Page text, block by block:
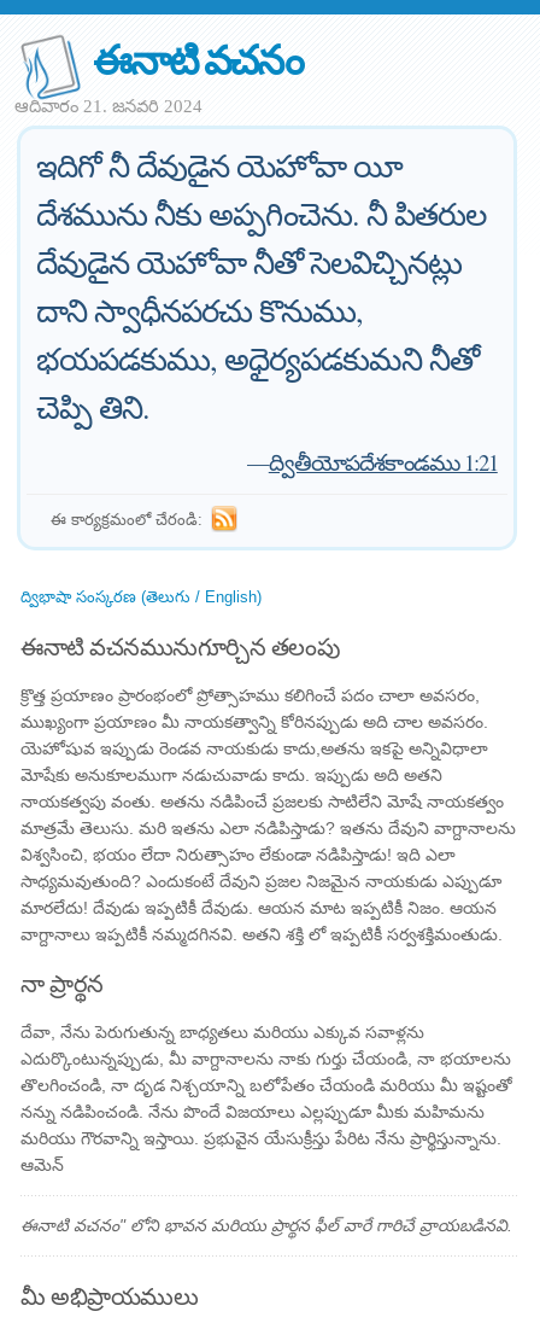
ఈనాటి వచనం
ఆదివారం 21. జనవరి 2024
ఇదిగో నీ దేవుడైన యెహోవా యీ
దేశమును నీకు అప్పగించెను. నీ పితరుల
దేవుడైన యెహోవా నీతో సెలవిచ్చినట్లు
దాని స్వాధీనపరచు కొనుము,
భయపడకుము, అధైర్యపడకుమని నీతో
చెప్పి తిని.
—ద్వితీయోపదేశకాండము 1:21
ఈ కార్యక్రమంలో చేరండి:
ద్విభాషా సంస్కరణ (తెలుగు / English)
ఈనాటి వచనమునుగూర్చిన తలంపు
క్రొత్త ప్రయాణం ప్రారంభంలో ప్రోత్సాహము కలిగించే పదం చాలా అవసరం,
ముఖ్యంగా ప్రయాణం మీ నాయకత్వాన్ని కోరినప్పుడు అది చాల అవసరం.
యెహోషువ ఇప్పుడు రెండవ నాయకుడు కాదు,అతను ఇకపై అన్నివిధాలా
మోషేకు అనుకూలముగా నడుచువాడు కాదు. ఇప్పుడు అది అతని
నాయకత్వపు వంతు. అతను నడిపించే ప్రజలకు సాటిలేని మోషే నాయకత్వం
మాత్రమే తెలుసు. మరి ఇతను ఎలా నడిపిస్తాడు? ఇతను దేవుని వాగ్దానాలను
విశ్వసించి, భయం లేదా నిరుత్సాహం లేకుండా నడిపిస్తాడు! ఇది ఎలా
సాధ్యమవుతుంది? ఎందుకంటే దేవుని ప్రజల నిజమైన నాయకుడు ఎప్పుడూ
మారలేదు! దేవుడు ఇప్పటికీ దేవుడు. ఆయన మాట ఇప్పటికీ నిజం. ఆయన
వాగ్దానాలు ఇప్పటికీ నమ్మదగినవి. అతని శక్తి లో ఇప్పటికీ సర్వశక్తిమంతుడు.
నా ప్రార్థన
దేవా, నేను పెరుగుతున్న బాధ్యతలు మరియు ఎక్కువ సవాళ్లను
ఎదుర్కొంటున్నప్పుడు, మీ వాగ్దానాలను నాకు గుర్తు చేయండి, నా భయాలను
తొలగించండి, నా దృడ నిశ్చయాన్ని బలోపేతం చేయండి మరియు మీ ఇష్టంతో
నన్ను నడిపించండి. నేను పొందే విజయాలు ఎల్లప్పుడూ మీకు మహిమను
మరియు గౌరవాన్ని ఇస్తాయి. ప్రభువైన యేసుక్రీస్తు పేరిట నేను ప్రార్థిస్తున్నాను.
ఆమెన్
ఈనాటి వచనం" లోని భావన మరియు ప్రార్థన ఫీల్ వారే గారిచే వ్రాయబడినవి.
మీ అభిప్రాయములు